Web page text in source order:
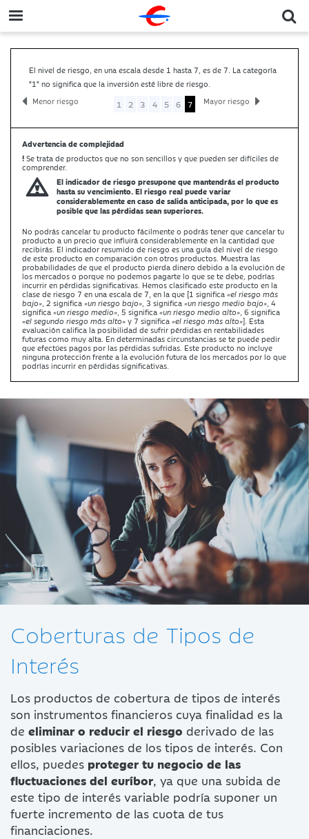
El nivel de riesgo, en una escala desde 1 hasta 7, es de 7. La categoría
"1" no significa que la inversión esté libre de riesgo.
Menor riesgo
1 2 3 4 5 6 7 Mayor riesgo
Advertencia de complejidad
! Se trata de productos que no son sencillos y que pueden ser difíciles de
comprender.
El indicador de riesgo presupone que mantendrás el producto
hasta su vencimiento. El riesgo real puede variar
considerablemente en caso de salida anticipada, por lo que es
posible que las pérdidas sean superiores.
No podrás cancelar tu producto fácilmente o podrás tener que cancelar tu
producto a un precio que influirá considerablemente en la cantidad que
recibirás. El indicador resumido de riesgo es una guía del nivel de riesgo
de este producto en comparación con otros productos. Muestra las
probabilidades de que el producto pierda dinero debido a la evolución de
los mercados o porque no podemos pagarte lo que se te debe, podrías
incurrir en pérdidas significativas. Hemos clasificado este producto en la
clase de riesgo 7 en una escala de 7, en la que [1 significa «el riesgo más
bajo», 2 significa «un riesgo bajo», 3 significa «un riesgo medio bajo», 4
significa «un riesgo medio», 5 significa «un riesgo medio alto», 6 significa
«el segundo riesgo más alto» y 7 significa «el riesgo más alto»]. Esta
evaluación califica la posibilidad de sufrir pérdidas en rentabilidades
futuras como muy alta. En determinadas circunstancias se te puede pedir
que efectúes pagos por las pérdidas sufridas. Este producto no incluye
ninguna protección frente a la evolución futura de los mercados por lo que
podrías incurrir en pérdidas significativas.
Coberturas de Tipos de
Interés
Los productos de cobertura de tipos de interés
son instrumentos financieros cuya finalidad es la
de eliminar o reducir el riesgo derivado de las
posibles variaciones de los tipos de interés. Con
ellos, puedes proteger tu negocio de las
fluctuaciones del euríbor, ya que una subida de
este tipo de interés variable podría suponer un
fuerte incremento de las cuota de tus
financiaciones.